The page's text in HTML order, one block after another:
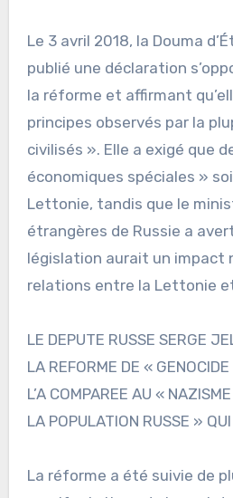
Le 3 avril 2018, la Douma
publié une déclaration
la réforme et affirmant
principes observés par la
civilisés ». Elle a exigé que
économiques spéciales »
Lettonie, tandis que le
étrangères de Russie a
législation aurait un impact
relations entre la Lettonie
LE DEPUTE RUSSE SERGE
LA REFORME DE «
L’A COMPAREE AU «
LA POPULATION RUSSE »
La réforme a été suivie de